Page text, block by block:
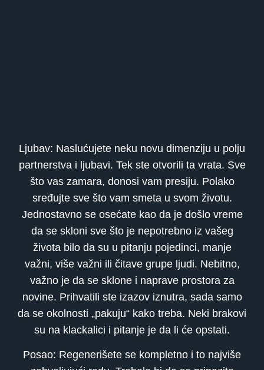
Ljubav: Naslućujete neku novu dimenziju u polju
partnerstva i ljubavi. Tek ste otvorili ta vrata. Sve
što vas zamara, donosi vam presiju. Polako
sređujte sve što vam smeta u svom životu.
Jednostavno se osećate kao da je došlo vreme
da se skloni sve što je nepotrebno iz vašeg
života bilo da su u pitanju pojedinci, manje
važni, više važni ili čitave grupe ljudi. Nebitno,
važno je da se sklone i naprave prostora za
novine. Prihvatili ste izazov iznutra, sada samo
da se okolnosti „pakuju“ kako treba. Neki brakovi
su na klackalici i pitanje je da li će opstati.
Posao: Regenerišete se kompletno i to najviše